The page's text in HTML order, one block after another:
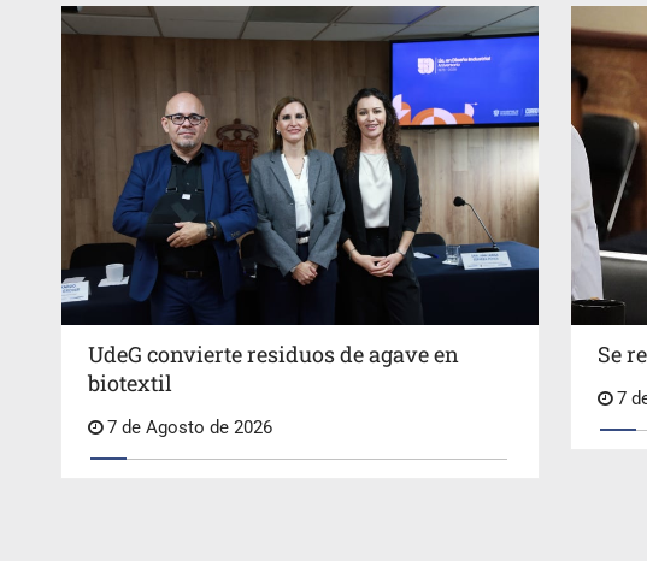
UdeG convierte residuos de agave en
biotextil
7 de Agosto de 2026
Se
7